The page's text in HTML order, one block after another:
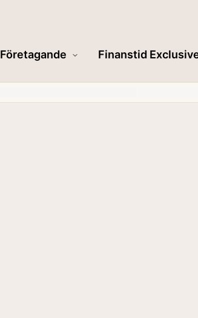
Företagande Finanstid